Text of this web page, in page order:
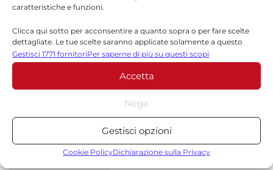
caratteristiche e funzioni.
Clicca qui sotto per acconsentire a quanto sopra o per fare scelte
dettagliate. Le tue scelte saranno applicate solamente a questo
sito. È possibile modificare le impostazioni in qualsiasi momento,
compreso il ritiro del consenso, utilizzando i pulsanti della Cookie
Policy o cliccando sul pulsante di gestione del consenso nella parte
inferiore dello schermo.
Statistiche
Archiviare informazioni su dispositivo e/o accedervi, Misurare le
prestazioni degli annunci, Misurare le prestazioni dei contenuti,
Gestisci 1771 fornitoriPer saperne di più su questi scopi
Accetta
Nega
Gestisci opzioni
Cookie PolicyDichiarazione sulla Privacy
ECONOMIA
Coppa Sicilia Federfiori di
Palermo
Monterosso Almo celebra
domenica l’Addolorata
27 APRILE 2019